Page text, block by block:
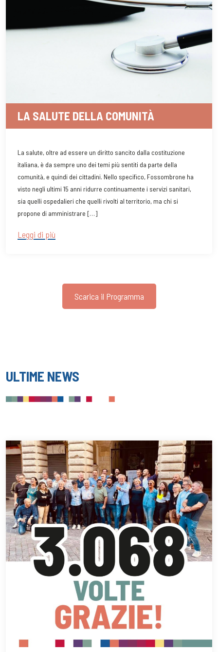
LA SALUTE DELLA COMUNITÀ
La salute, oltre ad essere un diritto sancito dalla costituzione
italiana, è da sempre uno dei temi più sentiti da parte della
comunità, e quindi dei cittadini. Nello specifico, Fossombrone ha
visto negli ultimi 15 anni ridurre continuamente i servizi sanitari,
sia quelli ospedalieri che quelli rivolti al territorio, ma chi si
propone di amministrare […]
Leggi di più
Scarica il Programma
ULTIME NEWS